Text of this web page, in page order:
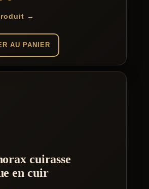
→
AU PANIER
cuirasse
en cuir